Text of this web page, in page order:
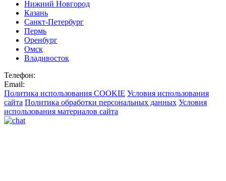
Нижний Новгород
Казань
Санкт-Петербург
Пермь
Оренбург
Омск
Владивосток
Телефон:
Email:
Политика использования COOKIE Условия использования
сайта Политика обработки персональных данных Условия
использования материалов сайта